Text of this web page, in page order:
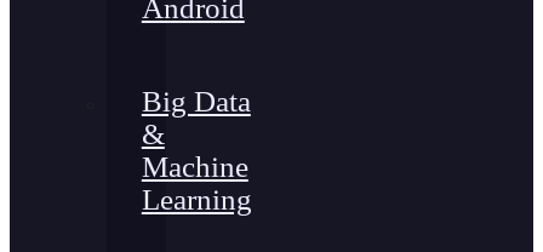
Android
Big Data
&
Machine
Learning